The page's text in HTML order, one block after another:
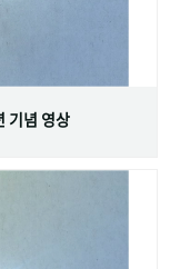
기념 영상